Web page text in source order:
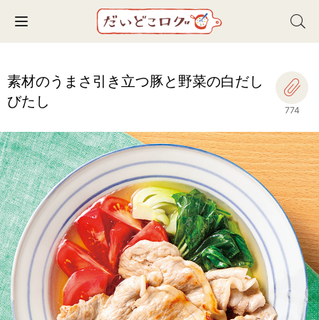
Toggle navigation
素材のうまさ引き立つ豚と野菜の白だし
びたし
774